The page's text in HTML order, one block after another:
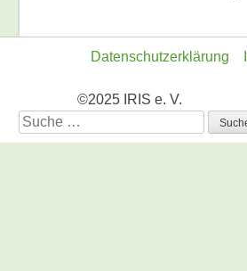
Datenschutzerklärung
©2025 IRIS e. V.
Suche
nach: